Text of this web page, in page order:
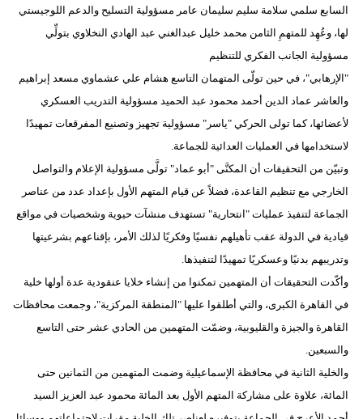
السابع سلمي سلامة سليم سليمان عامر مسؤولية التسليح والدعم اللوجيستي
لها، وعُهِد للمتهمِ الثامن محمد خليل عبدالغني عبد الهادي النخلاوي بتولِّي
مسؤولية الجانب الفكري للتنظيم
"الإرهابي"، في حين تولّى المتهمان التاسع هشام علي عشماوي مسعد إبراهيم
والعاشر عماد الدين أحمد محمود عبد الحميد مسؤولية التدريب العسكري
لأعضائها، كما تولى الحركي "ياسر" مسؤولية تجهيز وتصنيع المفرقعات تمهيدًا
لاستخدامها في العمليات العدائية للجماعة.
وتبيّن من التحقيقات أن المكنَّى "أبو عماد" تولَّى مسؤولية الإعلام والتواصل
الخارجي مع تنظيم القاعدة، فضلاً عن قيام المتهم الأول بإعداد عدد من عناصر
الجماعة لتنفيذ عمليات "انتحارية" تستهدف منشآت حيوية وشخصيات في مواقع
قيادية في الدولة عقب تأهيلهم نفسيًا وفكريًا لذلك الأمر، بإقناعهم بشرعيتها
وتدريبهم بدنيًا وعسكريًا تمهيدًا لتنفيذها.
وأكّدت التحقيقات أن المتهمين تمكنوا من إنشاء خلايا عنقودية عدة أولها خلية
في القاهرة الكبرى، والتي أطلقوا عليها "المنطقة المركزية"، وجمعت محافظات
القاهرة والجيزة والقليوبية، وضمّت المتهمين من الحادي عشر حتى التاسع
والسبعين.
والخلية الثانية في محافظة الإسماعيلية وضمت المتهمين من الثمانين حتى
المائة، علاوة على مشاركة المتهم الأول بعد المائة محمود عبد العزيز السيد